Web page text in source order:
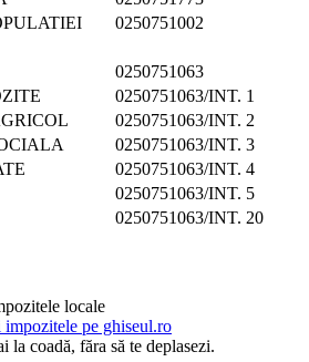
0250751002
0250751063
0250751063/INT. 1
0250751063/INT. 2
0250751063/INT. 3
0250751063/INT. 4
0250751063/INT. 5
0250751063/INT. 20
locale
la coadă, făra să te deplasezi.